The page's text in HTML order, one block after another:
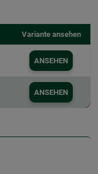
Variante ansehen
ANSEHEN
ANSEHEN